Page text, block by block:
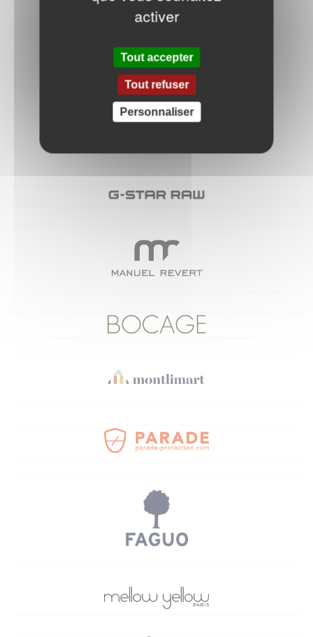
activer
Tout accepter
Tout refuser
Personnaliser